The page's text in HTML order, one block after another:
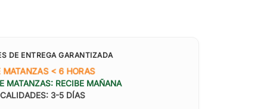
DE ENTREGA GARANTIZADA
MATANZAS < 6 HORAS
MATANZAS: RECIBE MAÑANA
3-5 DÍAS